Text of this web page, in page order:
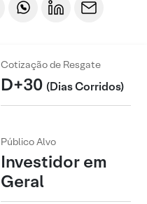
Cotização de Resgate
D+30 (Dias Corridos)
Público Alvo
Investidor em
Geral